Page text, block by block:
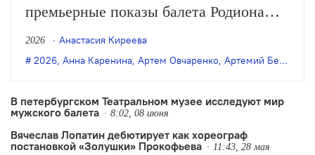
премьерные показы балета Родиона
Щедрина и Максима Петрова «Анна
Каренина» в постановке Романа
руководитель и дирижёр — Валерий
Гергиев.
2026
Анастасия Киреева
2026, Анна Каренина, Артем Овчаренко, Артемий Беляков
В петербургском Театральном музее исследуют мир
мужского балета
8:02, 08 июня
Вячеслав Лопатин дебютирует как хореограф
постановкой «Золушки» Прокофьева
11:43, 28 мая